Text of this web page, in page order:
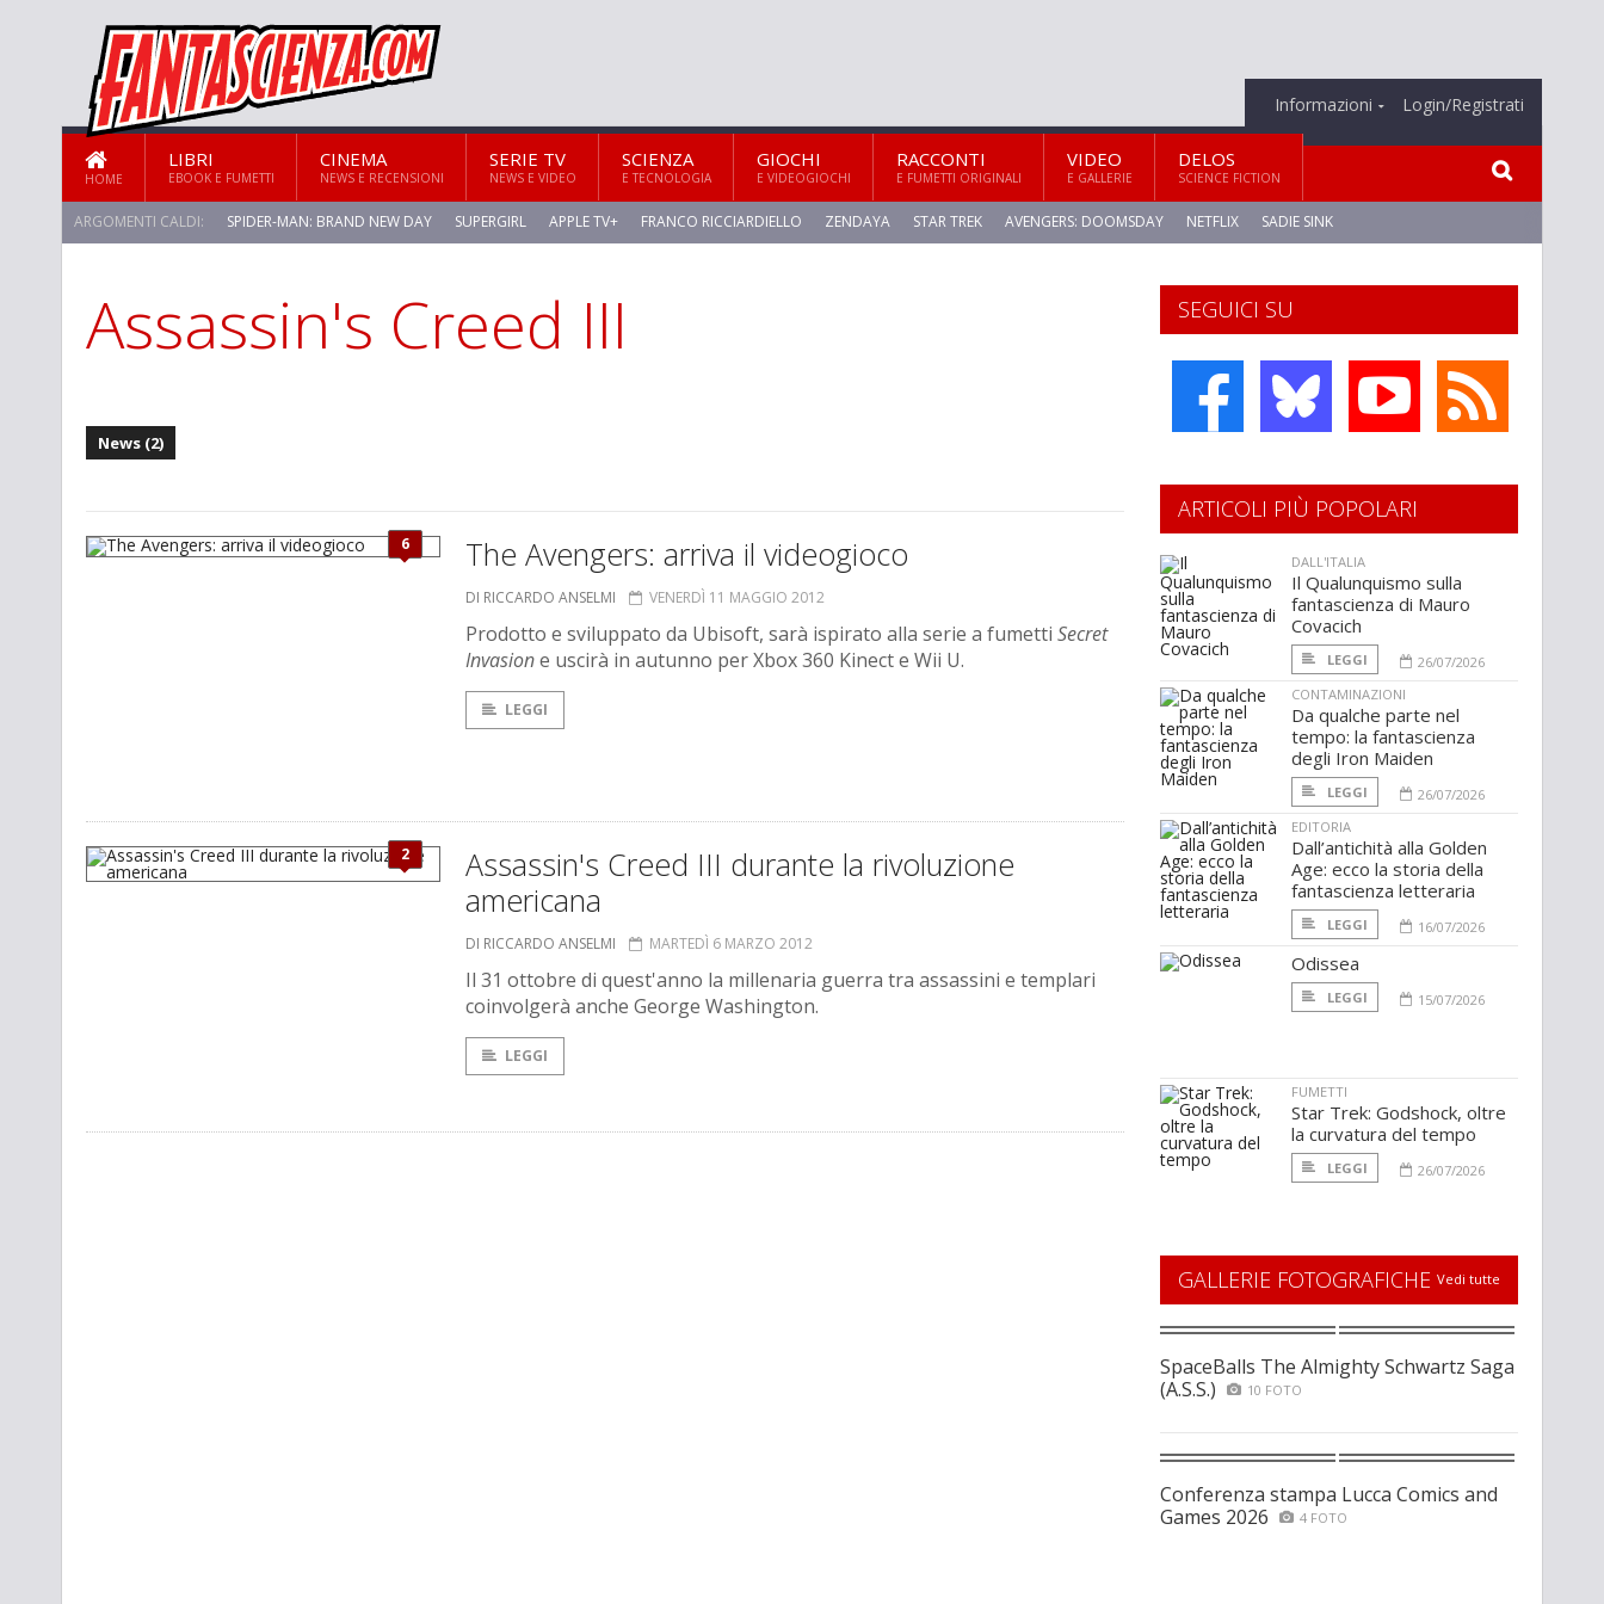
Informazioni Login/Registrati
HOME
LIBRI
EBOOK E FUMETTI
CINEMA
NEWS E RECENSIONI
SERIE TV
NEWS E VIDEO
SCIENZA
E TECNOLOGIA
GIOCHI
E VIDEOGIOCHI
RACCONTI
E FUMETTI ORIGINALI
VIDEO
E GALLERIE
DELOS
SCIENCE FICTION
ARGOMENTI CALDI: SPIDER-MAN: BRAND NEW DAY SUPERGIRL APPLE TV+ FRANCO RICCIARDIELLO ZENDAYA STAR TREK AVENGERS: DOOMSDAY NETFLIX SADIE SINK
STAR TREK: STRANGE NEW WORLDS
Assassin's Creed III
News (2)
6 The Avengers: arriva il videogioco
DI RICCARDO ANSELMI VENERDÌ 11 MAGGIO 2012
Prodotto e sviluppato da Ubisoft, sarà ispirato alla serie a fumetti Secret
Invasione uscirà in autunno per Xbox 360 Kinect e Wii U.
LEGGI
2
Assassin's Creed III durante la rivoluzione
americana
DI RICCARDO ANSELMI MARTEDÌ 6 MARZO 2012
Il 31 ottobre di quest'anno la millenaria guerra tra assassini e templari
coinvolgerà anche George Washington.
LEGGI
SEGUICI SU
ARTICOLI PIÙ POPOLARI
DALL'ITALIA
Il Qualunquismo sulla
fantascienza di Mauro
Covacich
LEGGI
26/07/2026
CONTAMINAZIONI
Da qualche parte nel
tempo: la fantascienza
degli Iron Maiden
LEGGI
26/07/2026
EDITORIA
Dall’antichità alla Golden
Age: ecco la storia della
fantascienza letteraria
LEGGI 16/07/2026
Odissea
LEGGI 15/07/2026
FUMETTI
Star Trek: Godshock, oltre
la curvatura del tempo
LEGGI 26/07/2026
GALLERIE FOTOGRAFICHE Vedi tutte
SpaceBalls The Almighty Schwartz Saga
(A.S.S.)
10 FOTO
Conferenza stampa Lucca Comics and
Games 2026
4 FOTO